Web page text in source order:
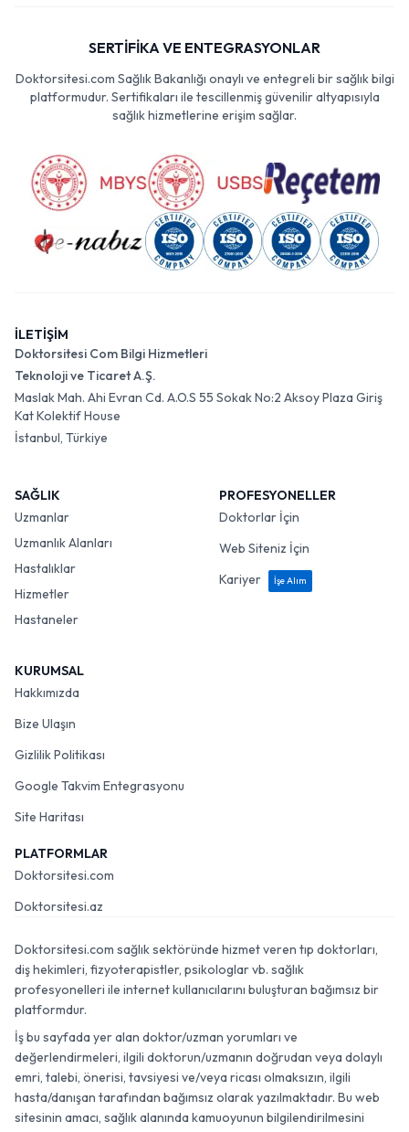
SERTİFİKA VE ENTEGRASYONLAR
Doktorsitesi.com Sağlık Bakanlığı onaylı ve entegreli bir sağlık bilgi
platformudur. Sertifikaları ile tescillenmiş güvenilir altyapısıyla
sağlık hizmetlerine erişim sağlar.
İLETİŞİM
Doktorsitesi Com Bilgi Hizmetleri
Teknoloji ve Ticaret A.Ş.
Maslak Mah. Ahi Evran Cd. A.O.S 55 Sokak No:2 Aksoy Plaza Giriş
Kat Kolektif House
İstanbul, Türkiye
SAĞLIK
Uzmanlar
Uzmanlık Alanları
Hastalıklar
Hizmetler
Hastaneler
PROFESYONELLER
Doktorlar İçin
Web Siteniz İçin
Kariyer
İşe Alım
KURUMSAL
Hakkımızda
Bize Ulaşın
Gizlilik Politikası
Google Takvim Entegrasyonu
Site Haritası
PLATFORMLAR
Doktorsitesi.com
Doktorsitesi.az
Doktorsitesi.com sağlık sektöründe hizmet veren tıp doktorları,
diş hekimleri, fizyoterapistler, psikologlar vb. sağlık
profesyonelleri ile internet kullanıcılarını buluşturan bağımsız bir
platformdur.
İş bu sayfada yer alan doktor/uzman yorumları ve
değerlendirmeleri, ilgili doktorun/uzmanın doğrudan veya dolaylı
emri, talebi, önerisi, tavsiyesi ve/veya ricası olmaksızın, ilgili
hasta/danışan tarafından bağımsız olarak yazılmaktadır. Bu web
sitesinin amacı, sağlık alanında kamuoyunun bilgilendirilmesini